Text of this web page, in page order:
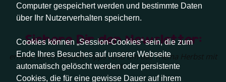
Computer gespeichert werden und bestimmte Daten
über Ihr Nutzerverhalten speichern.
Cookies können „Session-Cookies“ sein, die zum
Ende Ihres Besuches auf unserer Webseite
automatisch gelöscht werden oder persistente
Cookies, die für eine gewisse Dauer auf ihrem
Sichere Dir den Newsletter:
erhalte sofort aktuelle Tipps rund um das Thema Herbst mit
Hund.